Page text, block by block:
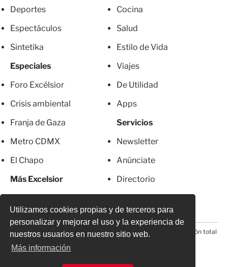
Utilizamos cookies propias y de terceros para
personalizar y mejorar el uso y la experiencia de
nuestros usuarios en nuestro sitio web.
Más información
Deportes
Espectáculos
Sintetika
Especiales
Foro Excélsior
Crisis ambiental
Franja de Gaza
Metro CDMX
El Chapo
Más Excelsior
Cocina
Salud
Estilo de Vida
Viajes
De Utilidad
Apps
Servicios
Newsletter
Anúnciate
Directorio
© 2026 Todos los derechos reservados. Prohibida la reproducción total
o parcial, incluyendo cualquier medio electrónico*